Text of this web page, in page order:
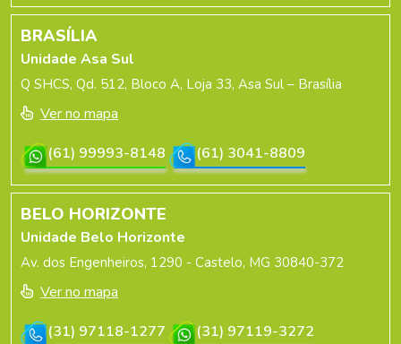
BRASÍLIA
Unidade Asa Sul
Q SHCS, Qd. 512, Bloco A, Loja 33, Asa Sul – Brasília
Ver no mapa
(61) 99993-8148
(61) 3041-8809
BELO HORIZONTE
Unidade Belo Horizonte
Av. dos Engenheiros, 1290 - Castelo, MG 30840-372
Ver no mapa
(31) 97118-1277
(31) 97119-3272